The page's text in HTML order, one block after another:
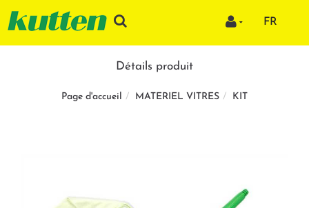
FR
Détails produit
Page d'accueil MATERIEL VITRES KIT